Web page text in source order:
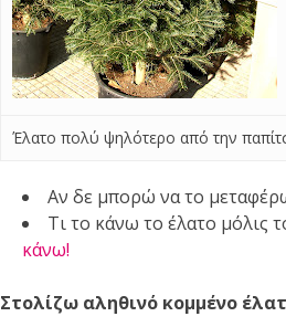
Έλατο πολύ ψηλότερο από την
Αν δε μπορώ να το
Τι το κάνω το έλατο μόλις
κάνω!
Στολίζω αληθινό κομμένο